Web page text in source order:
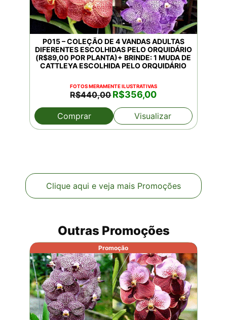
P015 – COLEÇÃO DE 4 VANDAS ADULTAS
DIFERENTES ESCOLHIDAS PELO ORQUIDÁRIO
(R$89,00 POR PLANTA)+ BRINDE: 1 MUDA DE
CATTLEYA ESCOLHIDA PELO ORQUIDÁRIO
FOTOS MERAMENTE ILUSTRATIVAS
R$440,00 O
preço
original
era:
R$440,00.
R$356,00O
atual
é:
R$356,00.
Comprar Visualizar
Clique aqui e veja mais Promoções
Outras Promoções
Promoção